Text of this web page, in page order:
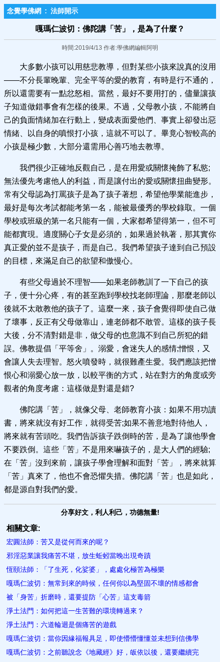
念覺學佛網 : 法師開示
嘎瑪仁波切：佛陀講「苦」，是為了什麼？
時間:2019/4/13 作者:學佛網編輯阿明
大多數小孩可以用慈悲教導，但對某些小孩來說真的沒用
——不分長輩晚輩、完全平等的愛的教育，有時是行不通的，
所以還需要有一點忿怒相。當然，最好不要用打的，儘量讓孩
子知道做錯事會有怎樣的後果。不過，父母教小孩，不能將自
己的負面情緒加在行動上，變成表面愛他們、事實上卻發出惡
情緒、以自身的嗔恨打小孩，這就不可以了。畢竟心智較高的
小孩是極少數，大部分還需用心善巧地去教導。
我們很少正確地反觀自己，是在用愛或關懷掩飾了私慾;
無法優先考慮他人的利益，而是讓付出的愛或關懷扭曲變形。
常有父母認為打罵孩子是為了孩子著想，希望他學業能進步，
最好是每次考試都能考第一名，能被最優秀的學校錄取。一個
學校或班級的第一名只能有一個，大家都希望得第一，但不可
能都實現。適度關心子女是必須的，如果過於執著，那其實你
真正愛的並不是孩子，而是自己。我們希望孩子達到自己預設
的目標，來滿足自己的欲望和傲慢心。
有些父母過於不理智——如果老師教訓了一下自己的孩
子，便十分心疼，有的甚至跑到學校找老師理論，那麼老師以
後就不太敢教他的孩子了。這麼一來，孩子會覺得即使自己做
了壞事，反正有父母做靠山，連老師都不敢管。這樣的孩子長
大後，分不清對錯是非，做父母的也意識不到自己所犯的錯
誤。佛教提倡「平等舍」。溺愛，會迷失人的感情;憎恨，又
會讓人失去理智。怒火噴發時，就很難產生愛。我們應該把憎
恨心和溺愛心放一放，以較平衡的方式，站在對方的角度或旁
觀者的角度考慮：這樣做是對還是錯?
佛陀講「苦」，就像父母、老師教育小孩：如果不用功讀
書，將來就沒有好工作，就得受苦;如果不善意地對待他人，
將來就有苦頭吃。我們告訴孩子跌倒時的苦，是為了讓他學會
不要跌倒。這些「苦」不是用來嚇孩子的，是大人們的經驗;
在「苦」沒到來前，讓孩子學會理解和面對「苦」，將來就算
「苦」真來了，他也不會恐懼失措。佛陀講「苦」也是如此，
都是源自對我們的愛。
分享好文，利人利己，功德無量!
相關文章:
宏圓法師：苦又是從何而來的呢？
邪淫惡業讓我痛苦不堪，放生蚯蚓當晚出現奇蹟
恆頤法師：「了生死，化娑婆」，處處化極苦為極樂
嘎瑪仁波切：無常到來的時候，任何你以為堅固不壞的情感都會
被「身苦」折磨時，還要提防「心苦」這支毒​箭
淨土法門：如何把這一生苦難的環境轉過來？
淨土法門：六道輪迴是個痛苦的遊戲
嘎瑪仁波切：當你因緣福報具足，即使懵懵懂懂並未想到信佛學
嘎瑪仁波切：之前聽說念《地藏經》好，皈依以後，還要繼續完